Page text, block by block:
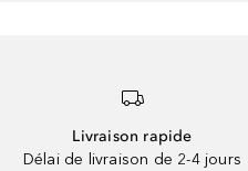
Livraison rapide
Délai de livraison de 2-4 jours